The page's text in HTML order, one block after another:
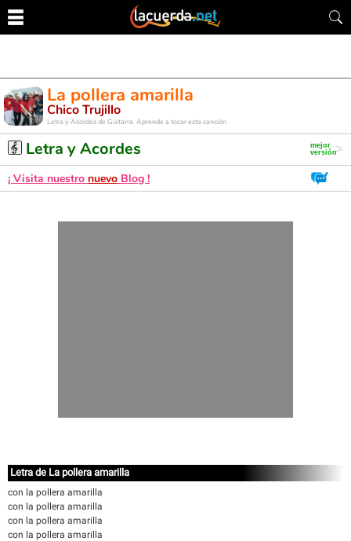
La pollera amarilla
Chico Trujillo
Letra y Acordes de Guitarra. Aprende a tocar esta canción
Letra y Acordes
¡ Visita nuestro nuevo Blog !
Letra de La pollera amarilla
con la pollera amarilla
con la pollera amarilla
con la pollera amarilla
con la pollera amarilla